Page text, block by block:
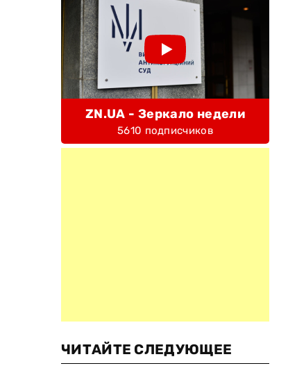
ZN.UA - Зеркало недели
5610 подписчиков
ЧИТАЙТЕ СЛЕДУЮЩЕЕ